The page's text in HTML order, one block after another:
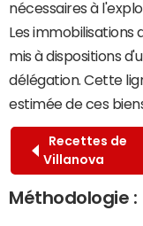
nécessaires à
Les
mis à dispositions
délégation. Cette
estimée de ces
Recettes de
Villanova
Méthodologie :